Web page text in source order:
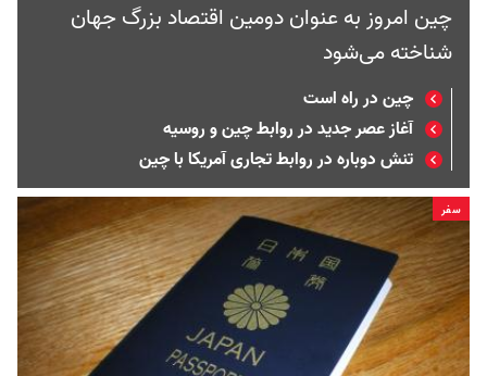
چین امروز به عنوان دومین اقتصاد بزرگ جهان
شناخته می‌شود
چین در راه است
آغاز عصر جدید در روابط چین و روسیه
تنش دوباره در روابط تجاری آمریکا با چین
سفر